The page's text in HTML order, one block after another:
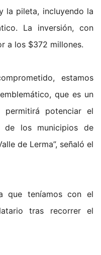
la pileta, incluyendo la
La inversión, con
a los $372 millones.
estamos
que es un
potenciar el
los municipios de
de Lerma”, señaló el
que teníamos con el
tras recorrer el